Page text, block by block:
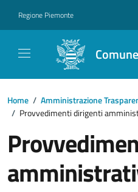
Regione Piemonte
Home / Amministrazione
/ Provvedimenti dirigenti